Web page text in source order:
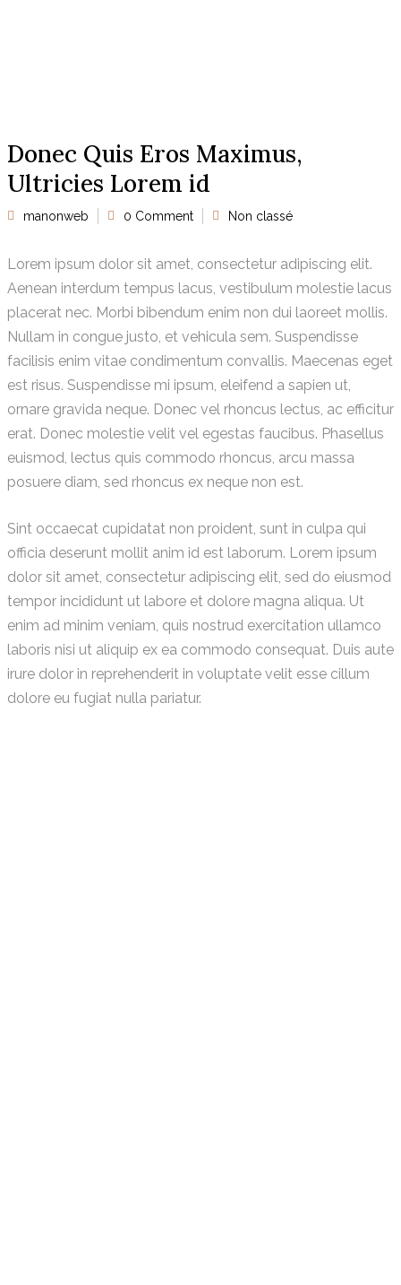
Donec Quis Eros Maximus,
Ultricies Lorem id
manonweb 0 Comment Non classé
Lorem ipsum dolor sit amet, consectetur adipiscing elit.
Aenean interdum tempus lacus, vestibulum molestie lacus
placerat nec. Morbi bibendum enim non dui laoreet mollis.
Nullam in congue justo, et vehicula sem. Suspendisse
facilisis enim vitae condimentum convallis. Maecenas eget
est risus. Suspendisse mi ipsum, eleifend a sapien ut,
ornare gravida neque. Donec vel rhoncus lectus, ac efficitur
erat. Donec molestie velit vel egestas faucibus. Phasellus
euismod, lectus quis commodo rhoncus, arcu massa
posuere diam, sed rhoncus ex neque non est.
Sint occaecat cupidatat non proident, sunt in culpa qui
officia deserunt mollit anim id est laborum. Lorem ipsum
dolor sit amet, consectetur adipiscing elit, sed do eiusmod
tempor incididunt ut labore et dolore magna aliqua. Ut
enim ad minim veniam, quis nostrud exercitation ullamco
laboris nisi ut aliquip ex ea commodo consequat. Duis aute
irure dolor in reprehenderit in voluptate velit esse cillum
dolore eu fugiat nulla pariatur.